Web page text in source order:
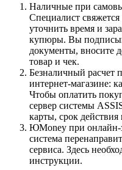
Наличные при
Специалист
уточнить время и
купюры. Вы
документы, вносите
товар и чек.
Безналичный расчет
интернет-магазине:
Чтобы оплатить
сервер системы
карты, срок
ЮMoney при онлайн-
система
сервиса. Здесь
инструкции.